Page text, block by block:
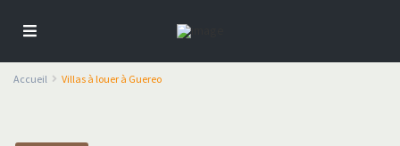
Accueil Villas à louer à Guereo